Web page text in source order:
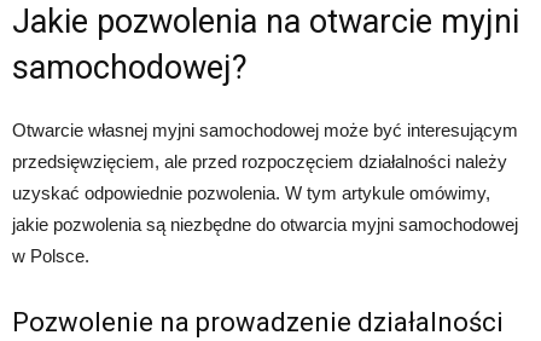
Jakie pozwolenia na otwarcie myjni
samochodowej?
Otwarcie własnej myjni samochodowej może być interesującym
przedsięwzięciem, ale przed rozpoczęciem działalności należy
uzyskać odpowiednie pozwolenia. W tym artykule omówimy,
jakie pozwolenia są niezbędne do otwarcia myjni samochodowej
w Polsce.
Pozwolenie na prowadzenie działalności